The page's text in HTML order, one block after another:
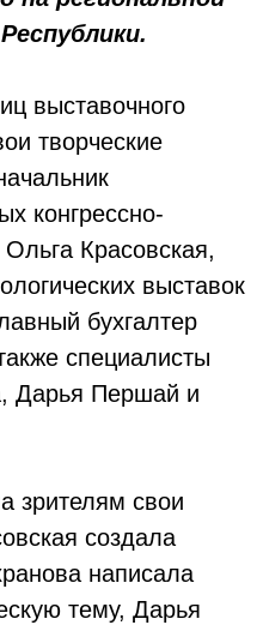
выставочного
творческие
конгрессно-
Красовская,
выставок
бухгалтер
специалисты
Дарья Першай и
зрителям свои
создала
написала
тему, Дарья